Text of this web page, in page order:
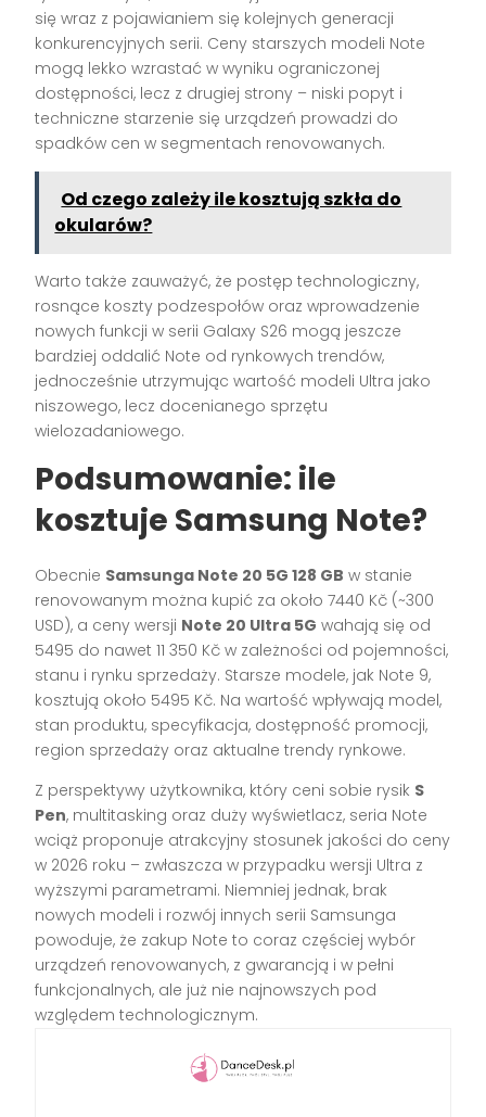
się wraz z pojawianiem się kolejnych generacji
konkurencyjnych serii. Ceny starszych modeli Note
mogą lekko wzrastać w wyniku ograniczonej
dostępności, lecz z drugiej strony – niski popyt i
techniczne starzenie się urządzeń prowadzi do
spadków cen w segmentach renovowanych.
Od czego zależy ile kosztują szkła do
okularów?
Warto także zauważyć, że postęp technologiczny,
rosnące koszty podzespołów oraz wprowadzenie
nowych funkcji w serii Galaxy S26 mogą jeszcze
bardziej oddalić Note od rynkowych trendów,
jednocześnie utrzymując wartość modeli Ultra jako
niszowego, lecz docenianego sprzętu
wielozadaniowego.
Podsumowanie: ile
kosztuje Samsung Note?
Obecnie Samsunga Note 20 5G 128 GB w stanie
renovowanym można kupić za około 7440 Kč (~300
USD), a ceny wersji Note 20 Ultra 5G wahają się od
5495 do nawet 11 350 Kč w zależności od pojemności,
stanu i rynku sprzedaży. Starsze modele, jak Note 9,
kosztują około 5495 Kč. Na wartość wpływają model,
stan produktu, specyfikacja, dostępność promocji,
region sprzedaży oraz aktualne trendy rynkowe.
Z perspektywy użytkownika, który ceni sobie rysik S
Pen, multitasking oraz duży wyświetlacz, seria Note
wciąż proponuje atrakcyjny stosunek jakości do ceny
w 2026 roku – zwłaszcza w przypadku wersji Ultra z
wyższymi parametrami. Niemniej jednak, brak
nowych modeli i rozwój innych serii Samsunga
powoduje, że zakup Note to coraz częściej wybór
urządzeń renovowanych, z gwarancją i w pełni
funkcjonalnych, ale już nie najnowszych pod
względem technologicznym.